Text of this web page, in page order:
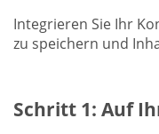
Integrieren Sie Ihr
zu speichern und
Schritt 1: Auf